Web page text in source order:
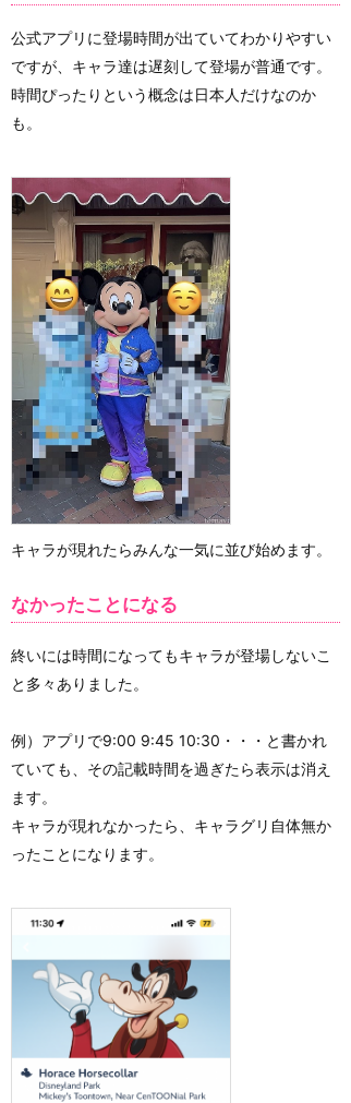
公式アプリに登場時間が出ていてわかりやすい
ですが、キャラ達は遅刻して登場が普通です。
時間ぴったりという概念は日本人だけなのか
も。
キャラが現れたらみんな一気に並び始めます。
なかったことになる
終いには時間になってもキャラが登場しないこ
と多々ありました。
例）アプリで9:00 9:45 10:30・・・と書かれ
ていても、その記載時間を過ぎたら表示は消え
ます。
キャラが現れなかったら、キャラグリ自体無か
ったことになります。